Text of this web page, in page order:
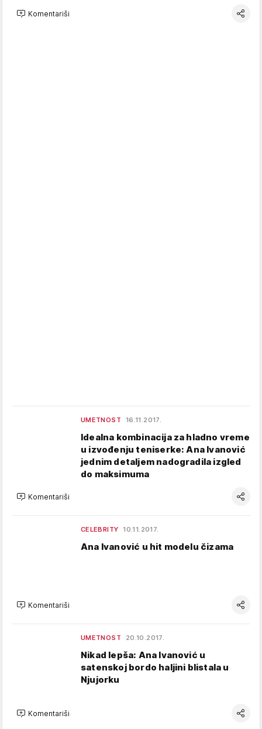
Komentariši
UMETNOST 16.11.2017.
Idealna kombinacija za hladno vreme
u izvođenju teniserke: Ana Ivanović
jednim detaljem nadogradila izgled
do maksimuma
Komentariši
CELEBRITY 10.11.2017.
Ana Ivanović u hit modelu čizama
Komentariši
UMETNOST 20.10.2017.
Nikad lepša: Ana Ivanović u
satenskoj bordo haljini blistala u
Njujorku
Komentariši